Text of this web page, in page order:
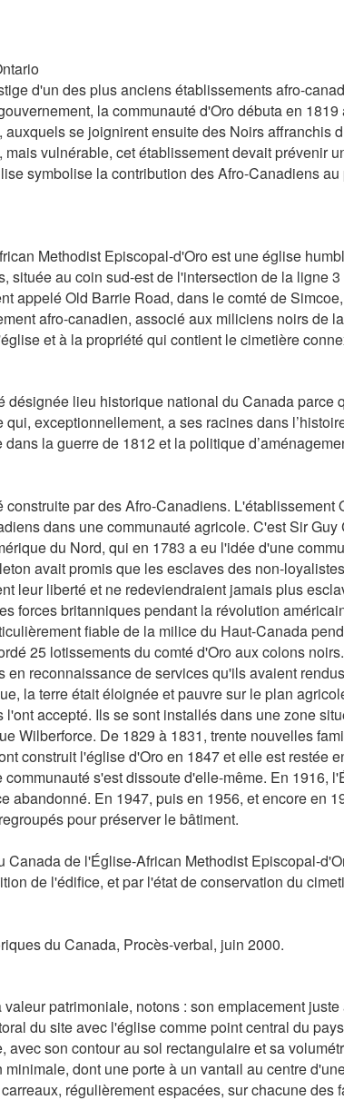
d'un des plus anciens établissements afro-
la communauté d'Oro débuta en
se joignirent ensuite des Noirs affranchis
vulnérable, cet établissement devait prévenir
symbolise la contribution des Afro-Canadiens
Methodist Episcopal-d'Oro est une église
située au coin sud-est de l'intersection de la ligne 3
appelé Old Barrie Road, dans le comté de
afro-canadien, associé aux miliciens noirs de
et à la propriété qui contient le cimetière
lieu historique national du Canada parce
exceptionnellement, a ses racines dans
la guerre de 1812 et la politique
par des Afro-Canadiens. L'établissement
dans une communauté agricole. C'est Sir Guy
du Nord, qui en 1783 a eu l'idée d'une
avait promis que les esclaves des non-
leur liberté et ne redeviendraient jamais plus
forces britanniques pendant la révolution
fiable de la milice du Haut-Canada
25 lotissements du comté d'Oro aux colons
reconnaissance de services qu'ils avaient
la terre était éloignée et pauvre sur le plan
accepté. Ils se sont installés dans une zone
Wilberforce. De 1829 à 1831, trente nouvelles
construit l'église d'Oro en 1847 et elle est restée
s'est dissoute d'elle-même. En 1916,
abandonné. En 1947, puis en 1956, et encore en
pour préserver le bâtiment.
de l'Église-African Methodist Episcopal-
de l'édifice, et par l'état de conservation du
du Canada, Procès-verbal, juin 2000.
patrimoniale, notons : son emplacement juste
du site avec l'église comme point central du
son contour au sol rectangulaire et sa
dont une porte à un vantail au centre
régulièrement espacées, sur chacune des